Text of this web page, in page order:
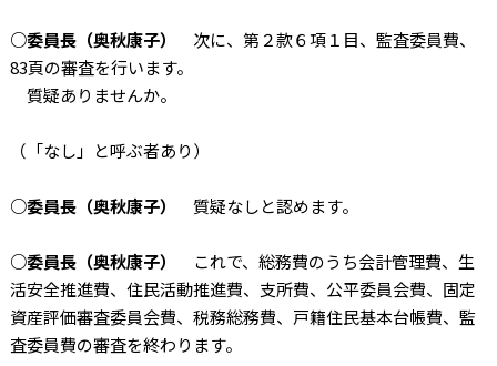
○委員長（奥秋康子）
次に、第２款６項１目、監査委員費、
83頁の審査を行います。
質疑ありませんか。
（「なし」と呼ぶ者あり）
○委員長（奥秋康子） 質疑なしと認めます。
○委員長（奥秋康子）
これで、総務費のうち会計管理費、生
活安全推進費、住民活動推進費、支所費、公平委員会費、固定
資産評価審査委員会費、税務総務費、戸籍住民基本台帳費、監
査委員費の審査を終わります。